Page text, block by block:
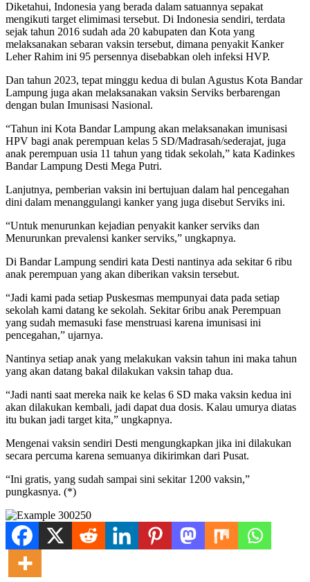
Diketahui, Indonesia yang berada dalam satuannya sepakat
mengikuti target elimimasi tersebut. Di Indonesia sendiri, terdata
sejak tahun 2016 sudah ada 20 kabupaten dan Kota yang
melaksanakan sebaran vaksin tersebut, dimana penyakit Kanker
Leher Rahim ini 95 persennya disebabkan oleh infeksi HVP.
Dan tahun 2023, tepat minggu kedua di bulan Agustus Kota Bandar
Lampung juga akan melaksanakan vaksin Serviks berbarengan
dengan bulan Imunisasi Nasional.
“Tahun ini Kota Bandar Lampung akan melaksanakan imunisasi
HPV bagi anak perempuan kelas 5 SD/Madrasah/sederajat, juga
anak perempuan usia 11 tahun yang tidak sekolah,” kata Kadinkes
Bandar Lampung Desti Mega Putri.
Lanjutnya, pemberian vaksin ini bertujuan dalam hal pencegahan
dini dalam menanggulangi kanker yang juga disebut Serviks ini.
“Untuk menurunkan kejadian penyakit kanker serviks dan
Menurunkan prevalensi kanker serviks,” ungkapnya.
Di Bandar Lampung sendiri kata Desti nantinya ada sekitar 6 ribu
anak perempuan yang akan diberikan vaksin tersebut.
“Jadi kami pada setiap Puskesmas mempunyai data pada setiap
sekolah kami datang ke sekolah. Sekitar 6ribu anak Perempuan
yang sudah memasuki fase menstruasi karena imunisasi ini
pencegahan,” ujarnya.
Nantinya setiap anak yang melakukan vaksin tahun ini maka tahun
yang akan datang bakal dilakukan vaksin tahap dua.
“Jadi nanti saat mereka naik ke kelas 6 SD maka vaksin kedua ini
akan dilakukan kembali, jadi dapat dua dosis. Kalau umurya diatas
itu bukan jadi target kita,” ungkapnya.
Mengenai vaksin sendiri Desti mengungkapkan jika ini dilakukan
secara percuma karena semuanya dikirimkan dari Pusat.
“Ini gratis, yang sudah sampai sini sekitar 1200 vaksin,”
pungkasnya. (*)